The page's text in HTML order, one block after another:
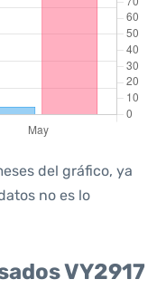
del gráfico, ya
no es lo
VY2917